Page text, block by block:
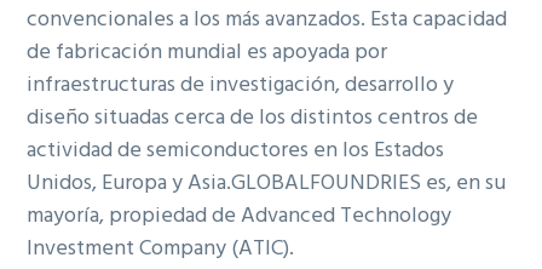
convencionales a los más avanzados. Esta capacidad
de fabricación mundial es apoyada por
infraestructuras de investigación, desarrollo y
diseño situadas cerca de los distintos centros de
actividad de semiconductores en los Estados
Unidos, Europa y Asia.GLOBALFOUNDRIES es, en su
mayoría, propiedad de Advanced Technology
Investment Company (ATIC).